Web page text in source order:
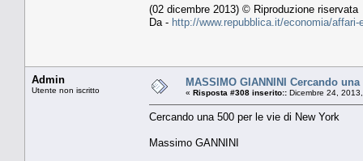
(02 dicembre 2013) © Riproduzione riservata
Da - http://www.repubblica.it/economia/
Admin
Utente non iscritto
MASSIMO GIANNINI Cercando
« Risposta #308 inserito:: Dicembre 24,
Cercando una 500 per le vie di New York
Massimo GANNINI